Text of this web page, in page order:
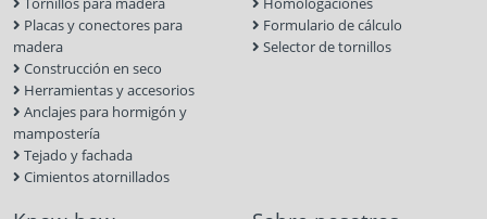
Placas y conectores para
madera
Construcción en seco
Herramientas y accesorios
Anclajes para hormigón y
mampostería
Tejado y fachada
Cimientos atornillados
Formulario de cálculo
Selector de tornillos